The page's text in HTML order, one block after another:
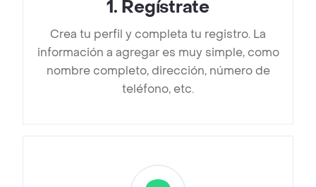
1. Regístrate
Crea tu perfil y completa tu registro. La
información a agregar es muy simple, como
nombre completo, dirección, número de
teléfono, etc.